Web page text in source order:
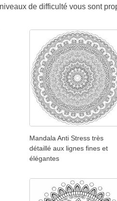
de difficulté vous sont
Mandala Anti Stress très
détaillé aux lignes fines et
élégantes